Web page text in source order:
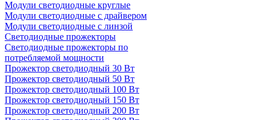
Модули светодиодные круглые
Модули светодиодные с драйвером
Модули светодиодные с линзой
Светодиодные прожекторы
Светодиодные прожекторы по
потребляемой мощности
Прожектор светодиодный 30 Вт
Прожектор светодиодный 50 Вт
Прожектор светодиодный 100 Вт
Прожектор светодиодный 150 Вт
Прожектор светодиодный 200 Вт